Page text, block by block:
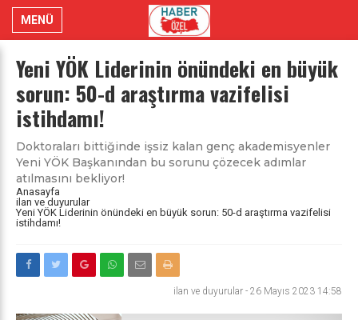
MENÜ
Yeni YÖK Liderinin önündeki en büyük
sorun: 50-d araştırma vazifelisi
istihdamı!
Doktoraları bittiğinde işsiz kalan genç akademisyenler
Yeni YÖK Başkanından bu sorunu çözecek adımlar
atılmasını bekliyor!
Anasayfa
ilan ve duyurular
Yeni YÖK Liderinin önündeki en büyük sorun: 50-d araştırma vazifelisi
istihdamı!
ilan ve duyurular - 26 Mayıs 2023 14:58